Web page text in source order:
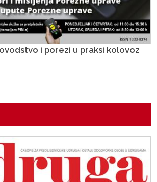
i porezi u praksi kolovoz